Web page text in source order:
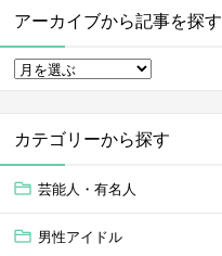
アーカイブから記事を探す
カテゴリーから探す
芸能人・有名人
男性アイドル